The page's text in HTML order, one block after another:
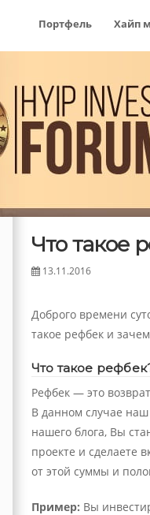
Портфель Хайп
Что такое
13.11.2016
Доброго времени
такое рефбек и
Что такое
Рефбек — это
В данном случае
нашего блога, Вы
проекте и сделаете
от этой суммы и
Пример: Вы